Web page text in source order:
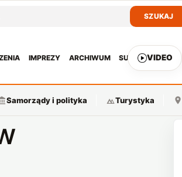
SZUKAJ
IMPREZY ARCHIWUM SUBSKRYPCJA
VIDEO
Samorządy i polityka Turystyka